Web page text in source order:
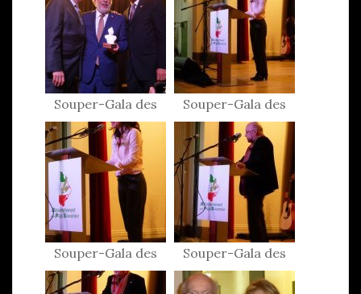
Souper-Gala des
Patriotes 2017
Souper-Gala des
Patriotes 2017
Souper-Gala des
Patriotes 2017
Souper-Gala des
Patriotes 2017